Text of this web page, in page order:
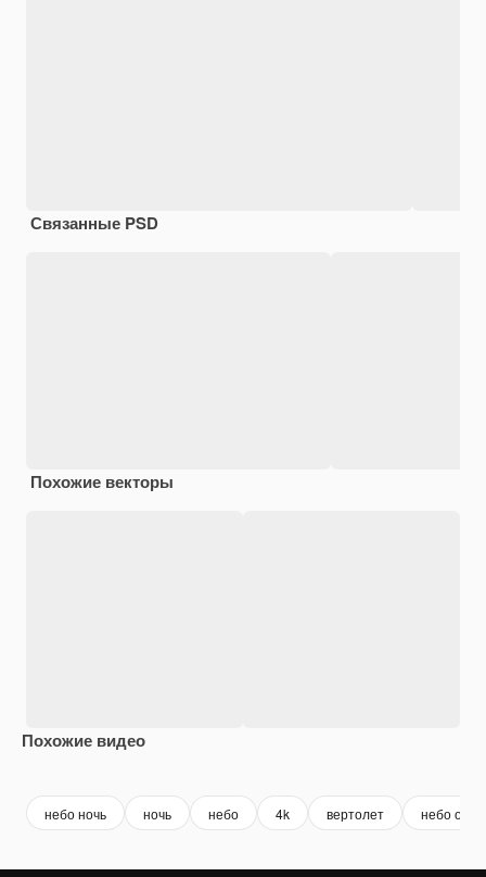
Связанные PSD
Похожие векторы
Похожие видео
небо ночь ночь небо 4k вертолет небо